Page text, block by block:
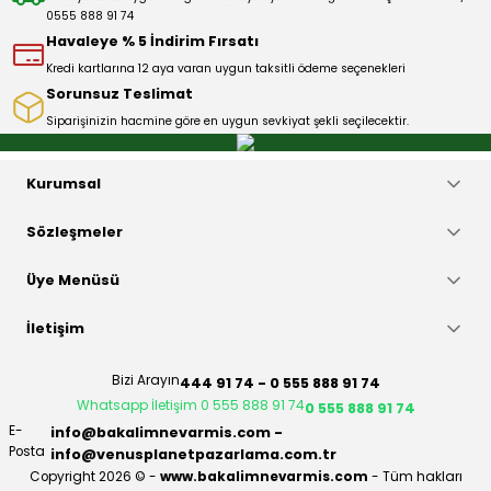
Bu ürüne benzer farklı alternatifler olmalı.
0555 888 91 74
Havaleye % 5 İndirim Fırsatı
Kredi kartlarına 12 aya varan uygun taksitli ödeme seçenekleri
Sorunsuz Teslimat
Siparişinizin hacmine göre en uygun sevkiyat şekli seçilecektir.
Kurumsal
Sözleşmeler
Üye Menüsü
İletişim
Bizi Arayın444 91 74 - 0 555 888 91 74
Whatsapp İletişim 0 555 888 91 740 555 888 91 74
E-
Posta
info@bakalimnevarmis.com -
info@venusplanetpazarlama.com.tr
Copyright 2026 © - www.bakalimnevarmis.com - Tüm hakları